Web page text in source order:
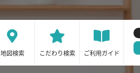
地図検索 こだわり検索 ご利用ガイド